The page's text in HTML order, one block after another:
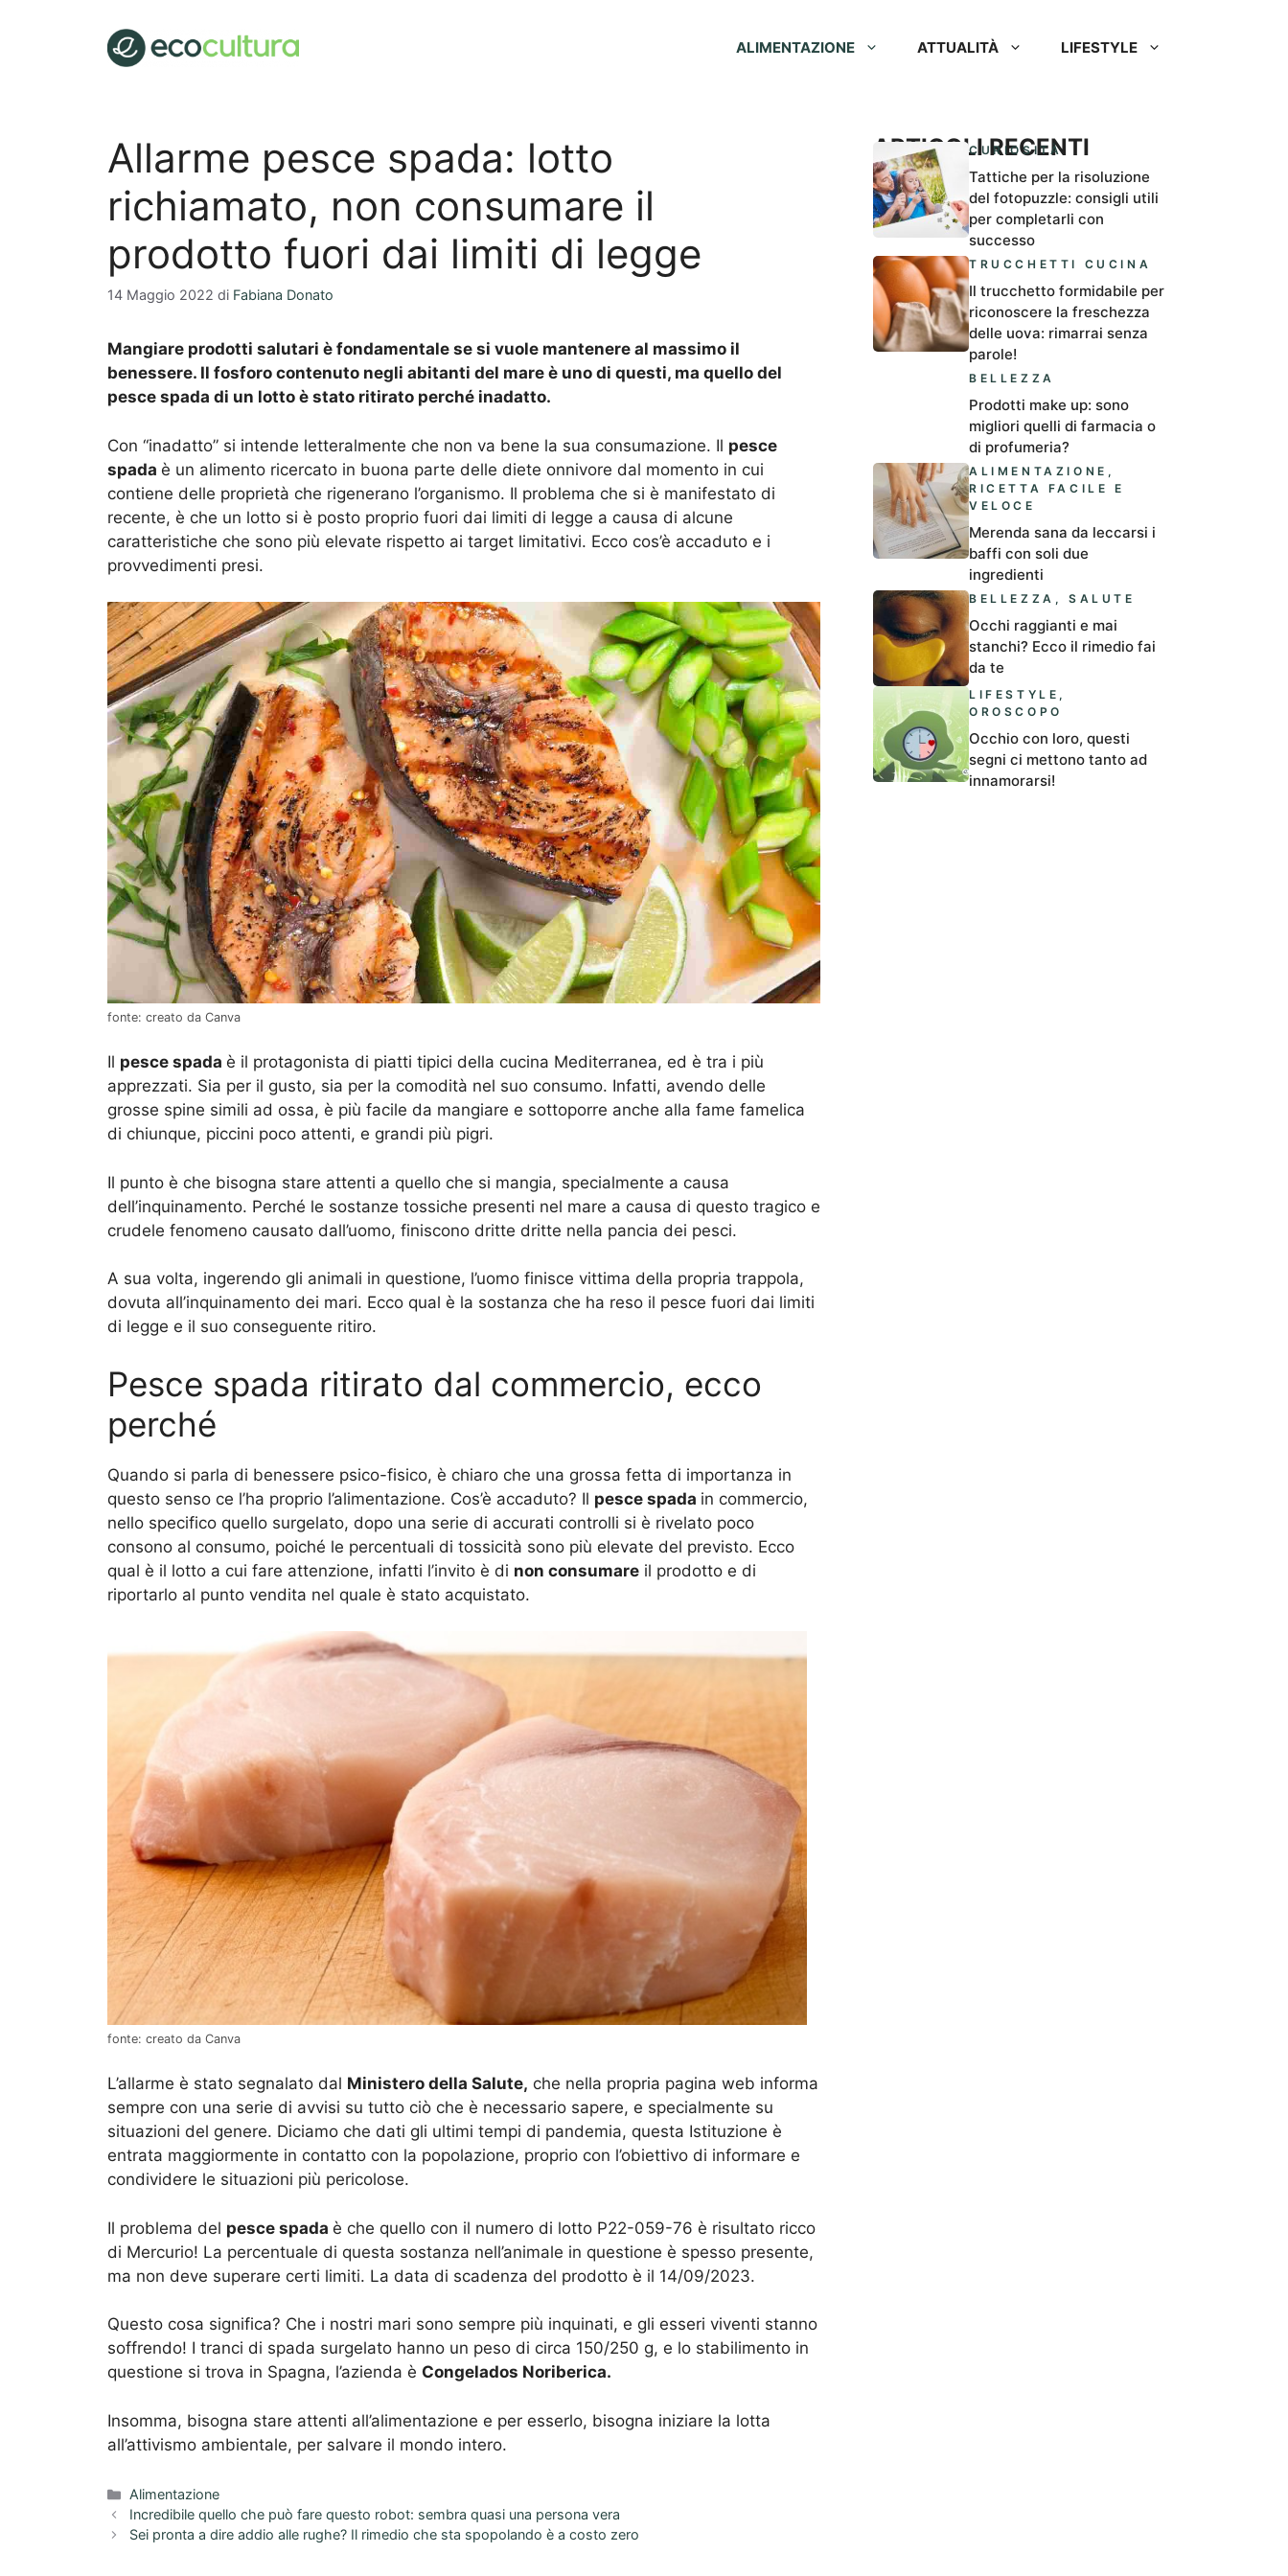
ALIMENTAZIONE ATTUALITÀ LIFESTYLE
Allarme pesce spada: lotto
richiamato, non consumare il
prodotto fuori dai limiti di legge
14 Maggio 2022 di Fabiana Donato
Mangiare prodotti salutari è fondamentale se si vuole mantenere al massimo il
benessere. Il fosforo contenuto negli abitanti del mare è uno di questi, ma quello del
pesce spada di un lotto è stato ritirato perché inadatto.
Con “inadatto” si intende letteralmente che non va bene la sua consumazione. Il pesce
spada è un alimento ricercato in buona parte delle diete onnivore dal momento in cui
contiene delle proprietà che rigenerano l’organismo. Il problema che si è manifestato di
recente, è che un lotto si è posto proprio fuori dai limiti di legge a causa di alcune
caratteristiche che sono più elevate rispetto ai target limitativi. Ecco cos’è accaduto e i
provvedimenti presi.
fonte: creato da Canva
Il pesce spada è il protagonista di piatti tipici della cucina Mediterranea, ed è tra i più
apprezzati. Sia per il gusto, sia per la comodità nel suo consumo. Infatti, avendo delle
grosse spine simili ad ossa, è più facile da mangiare e sottoporre anche alla fame famelica
di chiunque, piccini poco attenti, e grandi più pigri.
Il punto è che bisogna stare attenti a quello che si mangia, specialmente a causa
dell’inquinamento. Perché le sostanze tossiche presenti nel mare a causa di questo tragico e
crudele fenomeno causato dall’uomo, finiscono dritte dritte nella pancia dei pesci.
A sua volta, ingerendo gli animali in questione, l’uomo finisce vittima della propria trappola,
dovuta all’inquinamento dei mari. Ecco qual è la sostanza che ha reso il pesce fuori dai limiti
di legge e il suo conseguente ritiro.
Pesce spada ritirato dal commercio, ecco
perché
Quando si parla di benessere psico-fisico, è chiaro che una grossa fetta di importanza in
questo senso ce l’ha proprio l’alimentazione. Cos’è accaduto? Il pesce spada in commercio,
nello specifico quello surgelato, dopo una serie di accurati controlli si è rivelato poco
consono al consumo, poiché le percentuali di tossicità sono più elevate del previsto. Ecco
qual è il lotto a cui fare attenzione, infatti l’invito è di non consumare il prodotto e di
riportarlo al punto vendita nel quale è stato acquistato.
fonte: creato da Canva
L’allarme è stato segnalato dal Ministero della Salute, che nella propria pagina web informa
sempre con una serie di avvisi su tutto ciò che è necessario sapere, e specialmente su
situazioni del genere. Diciamo che dati gli ultimi tempi di pandemia, questa Istituzione è
entrata maggiormente in contatto con la popolazione, proprio con l’obiettivo di informare e
condividere le situazioni più pericolose.
Il problema del pesce spada è che quello con il numero di lotto P22-059-76 è risultato ricco
di Mercurio! La percentuale di questa sostanza nell’animale in questione è spesso presente,
ma non deve superare certi limiti. La data di scadenza del prodotto è il 14/09/2023.
Questo cosa significa? Che i nostri mari sono sempre più inquinati, e gli esseri viventi stanno
soffrendo! I tranci di spada surgelato hanno un peso di circa 150/250 g, e lo stabilimento in
questione si trova in Spagna, l’azienda è Congelados Noriberica.
Insomma, bisogna stare attenti all’alimentazione e per esserlo, bisogna iniziare la lotta
all’attivismo ambientale, per salvare il mondo intero.
Categorie
Alimentazione
Incredibile quello che può fare questo robot: sembra quasi una persona vera
Sei pronta a dire addio alle rughe? Il rimedio che sta spopolando è a costo zero
ARTICOLI RECENTI
CURIOSITÀ
Tattiche per la risoluzione
del fotopuzzle: consigli utili
per completarli con
successo
TRUCCHETTI CUCINA
Il trucchetto formidabile per
riconoscere la freschezza
delle uova: rimarrai senza
parole!
BELLEZZA
Prodotti make up: sono
migliori quelli di farmacia o
di profumeria?
ALIMENTAZIONE ,
RICETTA FACILE E
VELOCE
Merenda sana da leccarsi i
baffi con soli due
ingredienti
BELLEZZA ,SALUTE
Occhi raggianti e mai
stanchi? Ecco il rimedio fai
da te
LIFESTYLE ,
OROSCOPO
Occhio con loro, questi
segni ci mettono tanto ad
innamorarsi!